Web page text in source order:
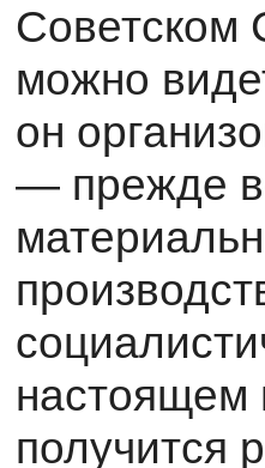
Советском
можно
он
— прежде
настоящем
получится